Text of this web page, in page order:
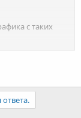
с таких